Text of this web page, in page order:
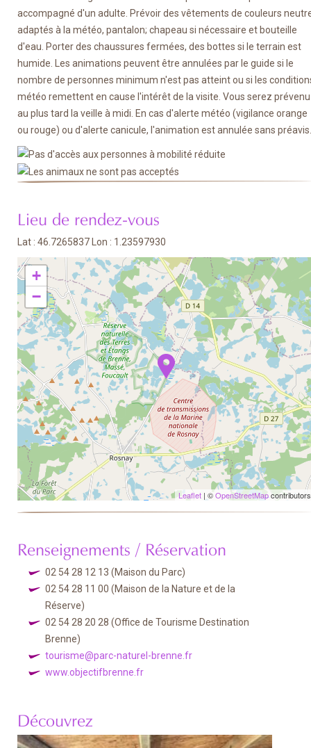
accompagné d'un adulte. Prévoir des vêtements de couleurs
adaptés à la météo, pantalon; chapeau si nécessaire et bouteille
d'eau. Porter des chaussures fermées, des bottes si le terrain est
humide. Les animations peuvent être annulées par le guide si le
nombre de personnes minimum n'est pas atteint ou si les
météo remettent en cause l'intérêt de la visite. Vous serez prévenu
au plus tard la veille à midi. En cas d'alerte météo (vigilance orange
ou rouge) ou d'alerte canicule, l'animation est annulée sans préavis.
Lieu de rendez-vous
Lat : 46.7265837 Lon : 1.23597930
+
−
Leaflet | ©OpenStreetMapcontributors
Renseignements / Réservation
02 54 28 12 13 (Maison du Parc)
02 54 28 11 00 (Maison de la Nature et de la
Réserve)
02 54 28 20 28 (Office de Tourisme Destination
Brenne)
tourisme@parc-naturel-brenne.fr
www.objectifbrenne.fr
Découvrez